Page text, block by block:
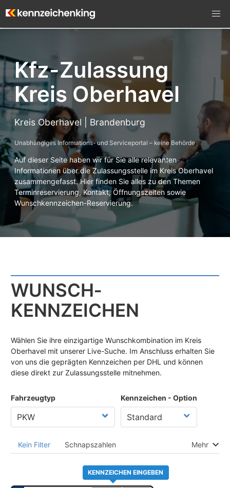
Kfz-Zulassung
Kreis Oberhavel
Kreis Oberhavel | Brandenburg
Unabhängiges Informations- und Serviceportal – keine Behörde
Auf dieser Seite haben wir für Sie alle relevanten
Informationen über die Zulassungsstelle im Kreis Oberhavel
zusammengefasst. Hier finden Sie alles zu den Themen
Terminreservierung, Kontakt, Öffnungszeiten sowie
Wunschkennzeichen-Reservierung.
WUNSCH­
KENNZEICHEN
Wählen Sie ihre einzigartige Wunschkombination im Kreis
Oberhavel mit unserer Live-Suche. Im Anschluss erhalten Sie
von uns die geprägten Kennzeichen per DHL und können
diese direkt zur Zulassungsstelle mitnehmen.
Fahrzeugtyp Kennzeichen - Option
Kein Filter Schnapszahlen Mehr
KENNZEICHEN EINGEBEN